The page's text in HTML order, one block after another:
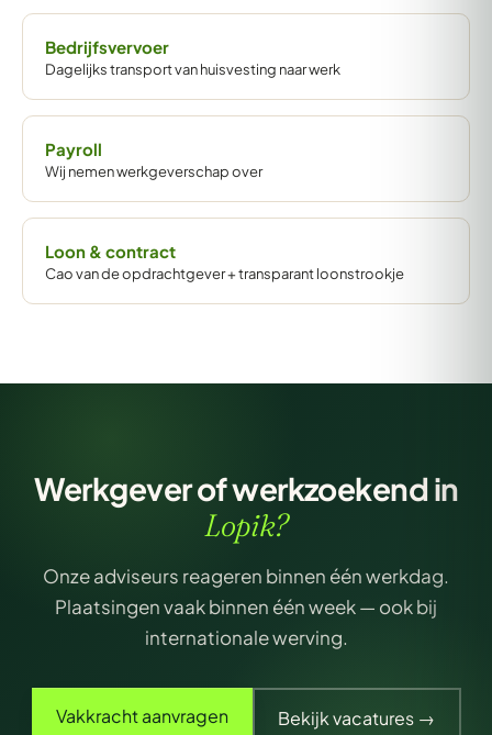
Bedrijfsvervoer
Dagelijks transport van huisvesting naar werk
Payroll
Wij nemen werkgeverschap over
Loon & contract
Cao van de opdrachtgever + transparant loonstrookje
Werkgever of werkzoekend in
Lopik?
Onze adviseurs reageren binnen één werkdag.
Plaatsingen vaak binnen één week — ook bij
internationale werving.
Vakkracht aanvragen Bekijk vacatures →